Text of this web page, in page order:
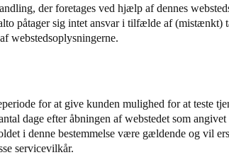
der foretages ved hjælp af dennes
påtager sig intet ansvar i tilfælde af (mistænkt)
webstedsoplysningerne.
for at give kunden mulighed for at teste
dage efter åbningen af webstedet som
i denne bestemmelse være gældende og vil
servicevilkår.